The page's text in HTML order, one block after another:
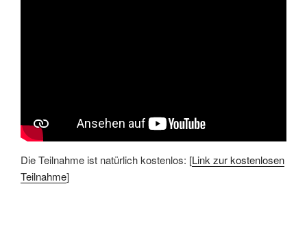
Die Teilnahme ist natürlich kostenlos: [Link zur kostenlosen
Teilnahme]